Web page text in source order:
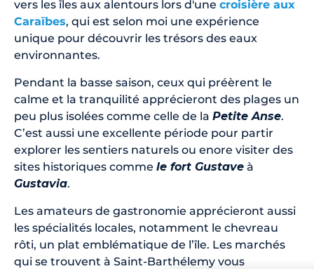
vers les îles aux alentours lors d'une croisière aux
Caraïbes, qui est selon moi une expérience
unique pour découvrir les trésors des eaux
environnantes.
Pendant la basse saison, ceux qui préèrent le
calme et la tranquilité apprécieront des plages un
peu plus isolées comme celle de la Petite Anse.
C’est aussi une excellente période pour partir
explorer les sentiers naturels ou enore visiter des
sites historiques comme le fort Gustave à
Gustavia.
Les amateurs de gastronomie apprécieront aussi
les spécialités locales, notamment le chevreau
rôti, un plat emblématique de l’île. Les marchés
qui se trouvent à Saint-Barthélemy vous